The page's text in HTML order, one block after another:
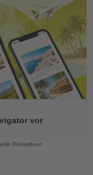
vor
Reiseideen